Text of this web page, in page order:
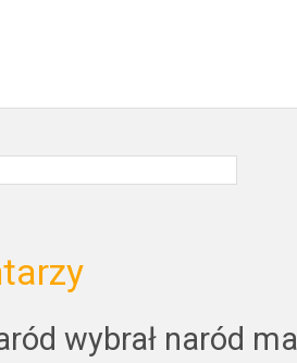
wybrał naród